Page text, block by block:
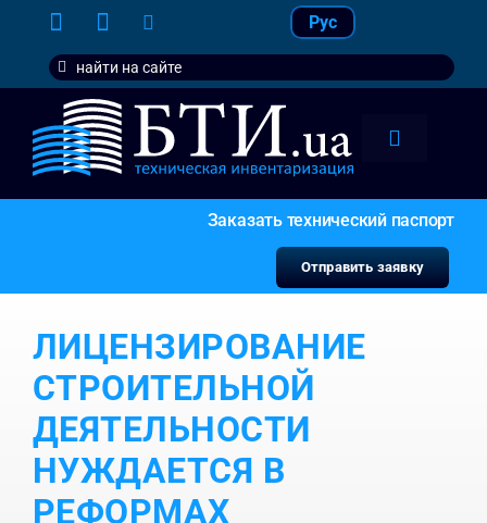
content
Рус
Search
for:
Toggle
услуги
Заказать технический паспорт
Отправить заявку
ЛИЦЕНЗИРОВАНИЕ
СТРОИТЕЛЬНОЙ
ДЕЯТЕЛЬНОСТИ
НУЖДАЕТСЯ В
РЕФОРМАХ